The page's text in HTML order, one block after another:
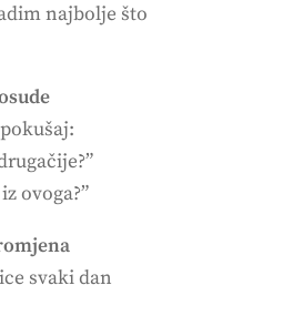
najbolje što
ovoga?”
svaki dan